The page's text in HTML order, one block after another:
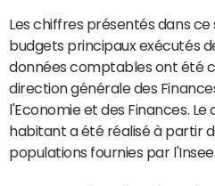
Les chiffres présentés dans
budgets principaux exécutés
données comptables ont été
direction générale des
l'Economie et des Finances.
habitant a été réalisé à partir
populations fournies par l'Insee.